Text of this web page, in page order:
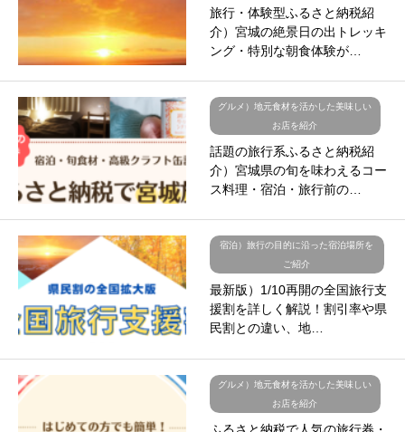
旅行・体験型ふるさと納税紹
介）宮城の絶景日の出トレッキ
ング・特別な朝食体験が…
グルメ）地元食材を活かした美味しい
お店を紹介
話題の旅行系ふるさと納税紹
介）宮城県の旬を味わえるコー
ス料理・宿泊・旅行前の…
宿泊）旅行の目的に沿った宿泊場所を
ご紹介
最新版）1/10再開の全国旅行支
援割を詳しく解説！割引率や県
民割との違い、地…
グルメ）地元食材を活かした美味しい
お店を紹介
ふるさと納税で人気の旅行券・